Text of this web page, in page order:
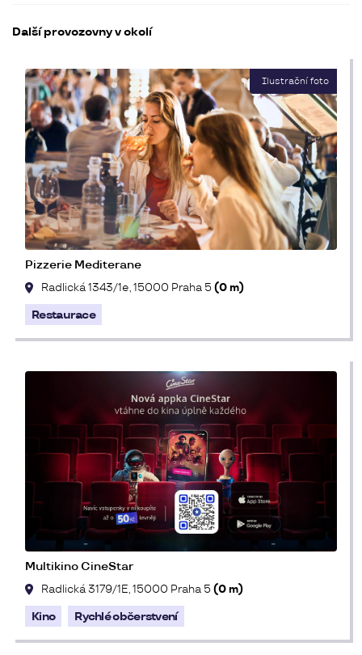
Další provozovny v okolí
Pizzerie Mediterane
Radlická 1343/1e, 15000 Praha 5(0 m)
Restaurace
Multikino CineStar
Radlická 3179/1E, 15000 Praha 5(0 m)
Kino Rychlé občerstvení